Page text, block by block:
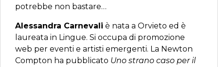
potrebbe non bastare…
Alessandra Carnevali è nata a Orvieto ed è
laureata in Lingue. Si occupa di promozione
web per eventi e artisti emergenti. La Newton
Compton ha pubblicato Uno strano caso per il